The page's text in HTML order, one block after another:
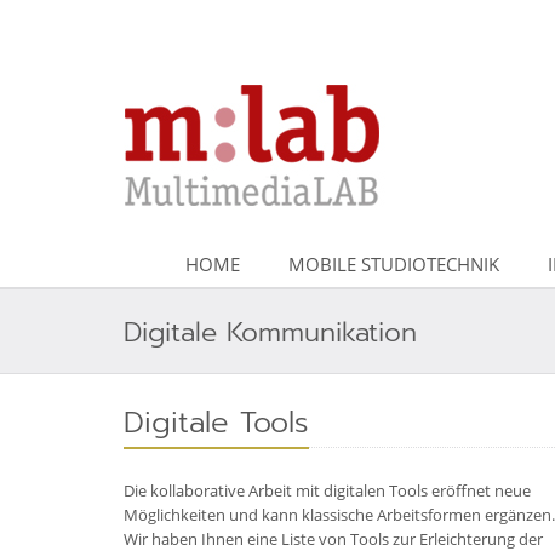
HOME MOBILE STUDIOTECHNIK
Digitale Kommunikation
Digitale Tools
Die kollaborative Arbeit mit digitalen Tools eröffnet neue
Möglichkeiten und kann klassische Arbeitsformen ergänzen.
Wir haben Ihnen eine Liste von Tools zur Erleichterung der